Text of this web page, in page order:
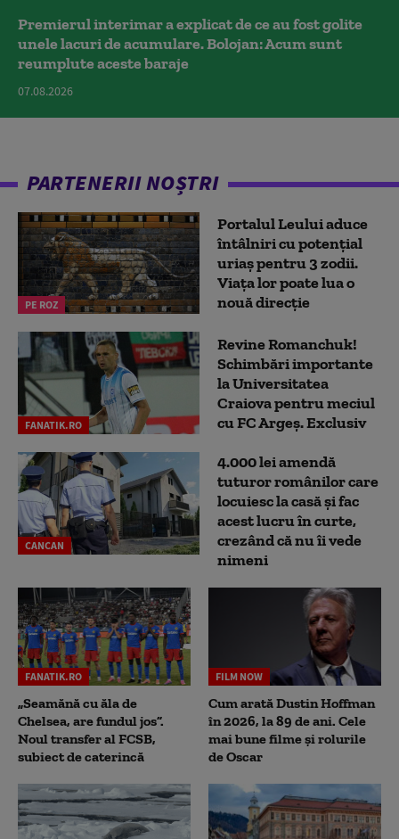
Premierul interimar a explicat de ce au fost golite
unele lacuri de acumulare. Bolojan: Acum sunt
reumplute aceste baraje
07.08.2026
PARTENERII NOȘTRI
PE ROZ
Portalul Leului aduce
întâlniri cu potențial
uriaș pentru 3 zodii.
Viața lor poate lua o
nouă direcție
FANATIK.RO
Revine Romanchuk!
Schimbări importante
la Universitatea
Craiova pentru meciul
cu FC Argeş. Exclusiv
CANCAN
4.000 lei amendă
tuturor românilor care
locuiesc la casă și fac
acest lucru în curte,
crezând că nu îi vede
nimeni
FANATIK.RO
„Seamănă cu ăla de
Chelsea, are fundul jos”.
Noul transfer al FCSB,
subiect de caterincă
FILM NOW
Cum arată Dustin Hoffman
în 2026, la 89 de ani. Cele
mai bune filme și rolurile
de Oscar